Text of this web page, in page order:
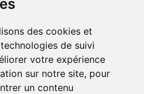
des cookies et
de suivi
votre expérience
sur notre site, pour
un contenu